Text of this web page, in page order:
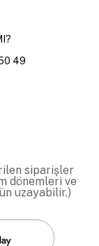
49
siparişler
dönemleri ve
uzayabilir.)